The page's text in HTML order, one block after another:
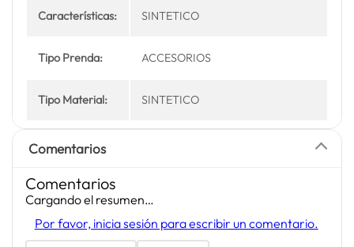
Características: SINTETICO
Tipo Prenda: ACCESORIOS
Tipo Material: SINTETICO
Comentarios
Comentarios
Cargando el resumen…
Por favor, inicia sesión para escribir un comentario.